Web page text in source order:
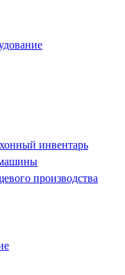
инвентарь
производства